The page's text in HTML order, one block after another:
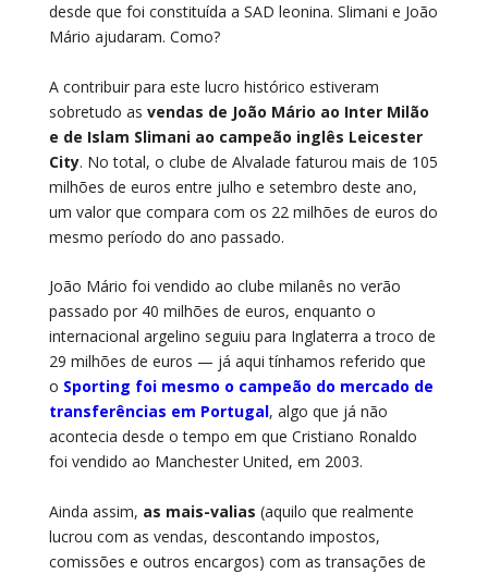
desde que foi constituída a SAD leonina. Slimani e João
Mário ajudaram. Como?
A contribuir para este lucro histórico estiveram
sobretudo as vendas de João Mário ao Inter Milão
e de Islam Slimani ao campeão inglês Leicester
City. No total, o clube de Alvalade faturou mais de 105
milhões de euros entre julho e setembro deste ano,
um valor que compara com os 22 milhões de euros do
mesmo período do ano passado.
João Mário foi vendido ao clube milanês no verão
passado por 40 milhões de euros, enquanto o
internacional argelino seguiu para Inglaterra a troco de
29 milhões de euros — já aqui tínhamos referido que
o Sporting foi mesmo o campeão do mercado de
transferências em Portugal, algo que já não
acontecia desde o tempo em que Cristiano Ronaldo
foi vendido ao Manchester United, em 2003.
Ainda assim, as mais-valias (aquilo que realmente
lucrou com as vendas, descontando impostos,
comissões e outros encargos) com as transações de